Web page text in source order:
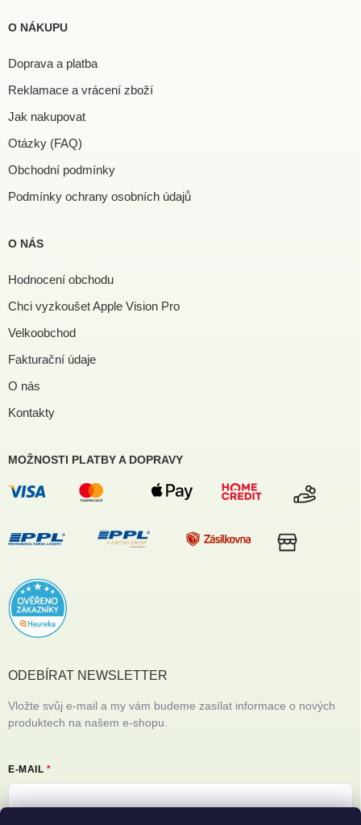
O NÁKUPU
Doprava a platba
Reklamace a vrácení zboží
Jak nakupovat
Otázky (FAQ)
Obchodní podmínky
Podmínky ochrany osobních údajů
O NÁS
Hodnocení obchodu
Chci vyzkoušet Apple Vision Pro
Velkoobchod
Fakturační údaje
O nás
Kontakty
MOŽNOSTI PLATBY A DOPRAVY
ODEBÍRAT NEWSLETTER
Vložte svůj e-mail a my vám budeme zasílat informace o nových
produktech na našem e-shopu.
E-MAIL